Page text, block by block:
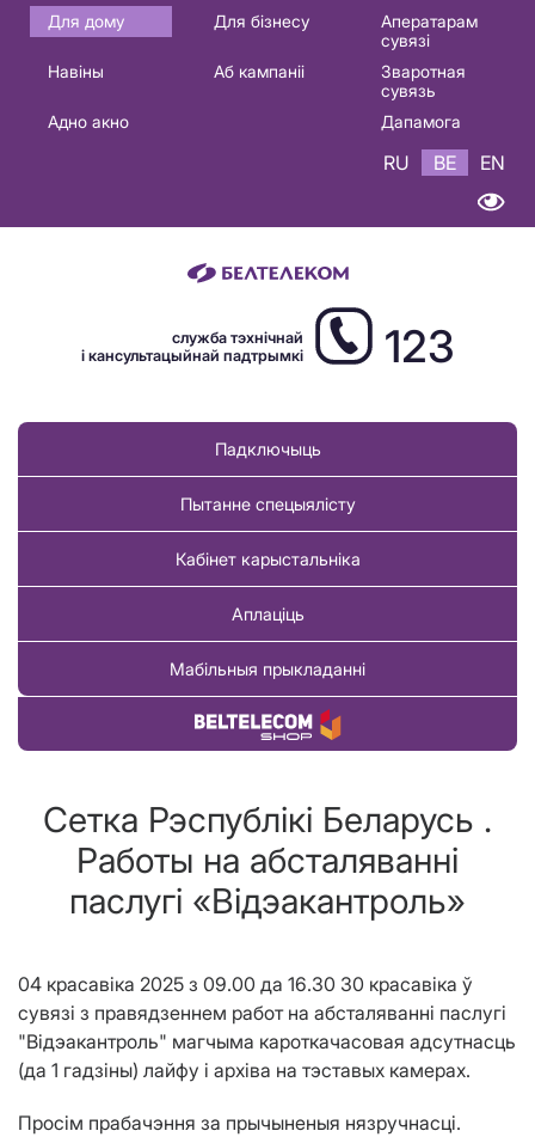
Основная
навигация
Для дому Для бізнесу
Аператарам
сувязі
Навіны
Аб кампаніі
Зваротная
сувязь
Адно акно
Дапамога
RU BE EN
служба тэхнічнай
і кансультацыйнай падтрымкі
123
Падключыць
Пытанне спецыялісту
Кабінет карыстальніка
Аплаціць
Мабільныя прыкладанні
Купіць тавар
Сетка Рэспублiкi Беларусь .
Работы на абсталяваннi
паслугi «Вiдэакантроль»
04 красавіка 2025 з 09.00 да 16.30 30 красавіка ў
сувязі з правядзеннем работ на абсталяванні паслугі
"Відэакантроль" магчыма кароткачасовая адсутнасць
(да 1 гадзіны) лайфу і архіва на тэставых камерах.
Просім прабачэння за прычыненыя нязручнасці.